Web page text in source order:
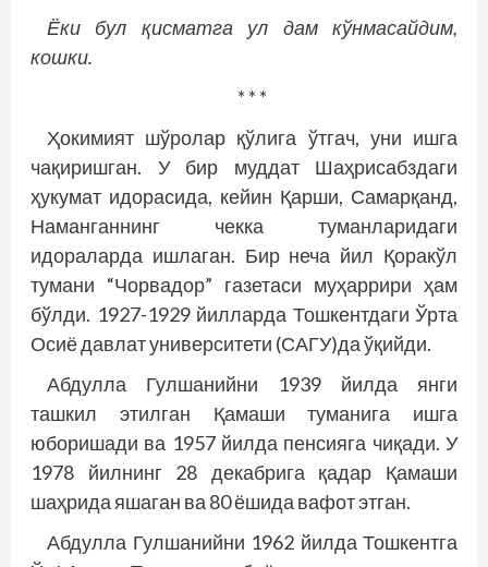
Ёки бул қисматга ул дам кўнмасайдим,
кошки.
* * *
Ҳокимият шўролар қўлига ўтгач, уни ишга
чақиришган. У бир муддат Шаҳрисабздаги
ҳукумат идорасида, кейин Қарши, Самарқанд,
Наманганнинг чекка туманларидаги
идораларда ишлаган. Бир неча йил Қоракўл
тумани “Чорвадор” газетаси муҳаррири ҳам
бўлди. 1927-1929 йилларда Тошкентдаги Ўрта
Осиё давлат университети (САГУ)да ўқийди.
Абдулла Гулшанийни 1939 йилда янги
ташкил этилган Қамаши туманига ишга
юборишади ва 1957 йилда пенсияга чиқади. У
1978 йилнинг 28 декабрига қадар Қамаши
шаҳрида яшаган ва 80 ёшида вафот этган.
Абдулла Гулшанийни 1962 йилда Тошкентга